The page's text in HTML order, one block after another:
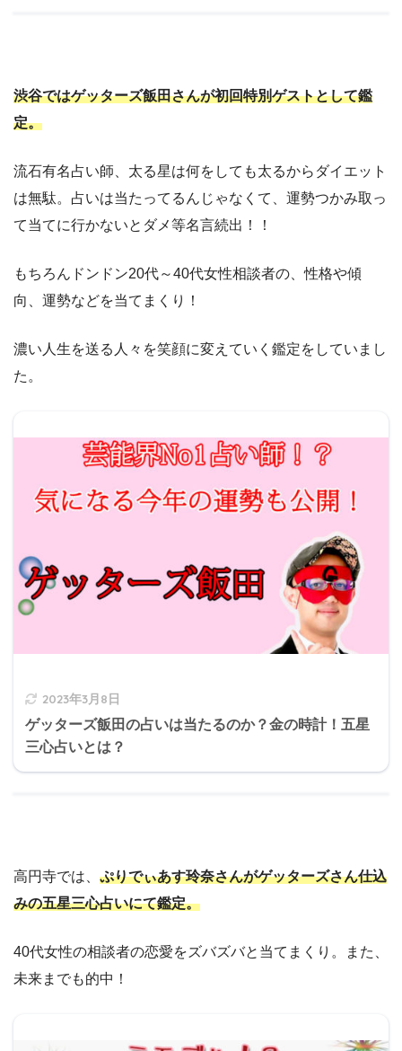
渋谷ではゲッターズ飯田さんが初回特別ゲストとして鑑
定。
流石有名占い師、太る星は何をしても太るからダイエット
は無駄。占いは当たってるんじゃなくて、運勢つかみ取っ
て当てに行かないとダメ等名言続出！！
もちろんドンドン20代～40代女性相談者の、性格や傾
向、運勢などを当てまくり！
濃い人生を送る人々を笑顔に変えていく鑑定をしていまし
た。
2023年3月8日
ゲッターズ飯田の占いは当たるのか？金の時計！五星
三心占いとは？
高円寺では、 ぷりでぃあす玲奈さんがゲッターズさん仕込
みの五星三心占いにて鑑定。
40代女性の相談者の恋愛をズバズバと当てまくり。また、
未来までも的中！